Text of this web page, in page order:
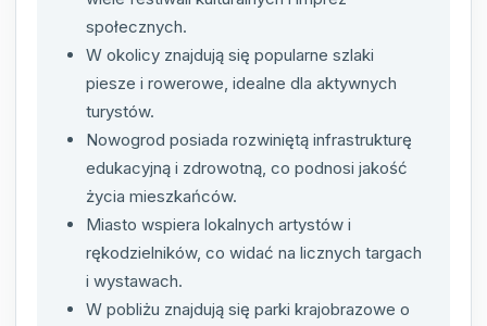
społecznych.
W okolicy znajdują się popularne szlaki
piesze i rowerowe, idealne dla aktywnych
turystów.
Nowogrod posiada rozwiniętą infrastrukturę
edukacyjną i zdrowotną, co podnosi jakość
życia mieszkańców.
Miasto wspiera lokalnych artystów i
rękodzielników, co widać na licznych targach
i wystawach.
W pobliżu znajdują się parki krajobrazowe o